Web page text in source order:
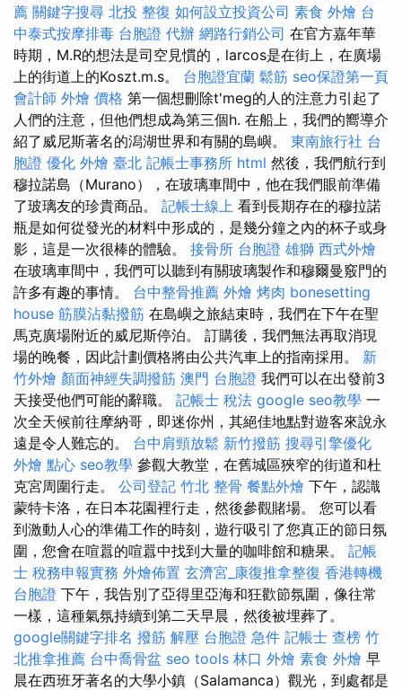
薦 關鍵字搜尋 北投 整復 如何設立投資公司 素食 外燴 台
中泰式按摩排毒 台胞證 代辦 網路行銷公司 在官方嘉年華
時期，M.R的想法是司空見慣的，larcos是在街上，在廣場
上的街道上的Koszt.m.s。 台胞證宜蘭 鬆筋 seo保證第一頁
會計師 外燴 價格 第一個想刪除t'meg的人的注意力引起了
人們的注意，但他們想成為第三個h. 在船上，我們的嚮導介
紹了威尼斯著名的潟湖世界和有關的島嶼。 東南旅行社 台
胞證 優化 外燴 臺北 記帳士事務所 html 然後，我們航行到
穆拉諾島（Murano），在玻璃車間中，他在我們眼前準備
了玻璃友的珍貴商品。 記帳士線上 看到長期存在的穆拉諾
瓶是如何從發光的材料中形成的，是幾分鐘之內的杯子或身
影，這是一次很棒的體驗。 接骨所 台胞證 雄獅 西式外燴
在玻璃車間中，我們可以聽到有關玻璃製作和穆爾曼竅門的
許多有趣的事情。 台中整骨推薦 外燴 烤肉 bonesetting
house 筋膜沾黏撥筋 在島嶼之旅結束時，我們在下午在聖
馬克廣場附近的威尼斯停泊。 訂購後，我們無法再取消現
場的晚餐，因此計劃價格將由公共汽車上的指南採用。 新
竹外燴 顏面神經失調撥筋 澳門 台胞證 我們可以在出發前3
天接受他們可能的辭職。 記帳士 稅法 google seo教學 一
次全天候前往摩納哥，即迷你州，其絕佳地點對遊客來說永
遠是令人難忘的。 台中肩頸放鬆 新竹撥筋 搜尋引擎優化
外燴 點心 seo教學 參觀大教堂，在舊城區狹窄的街道和杜
克宮周圍行走。 公司登記 竹北 整骨 餐點外燴 下午，認識
蒙特卡洛，在日本花園裡行走，然後參觀賭場。 您可以看
到激動人心的準備工作的時刻，遊行吸引了您真正的節日氛
圍，您會在喧囂的喧囂中找到大量的咖啡館和糖果。 記帳
士 稅務申報實務 外燴佈置 玄濟宮_康復推拿整復 香港轉機
台胞證 下午，我告別了亞得里亞海和狂歡節氛圍，像往常
一樣，這種氣氛持續到第二天早晨，然後被埋葬了。
google關鍵字排名 撥筋 解壓 台胞證 急件 記帳士 查榜 竹
北推拿推薦 台中喬骨盆 seo tools 林口 外燴 素食 外燴 早
晨在西班牙著名的大學小鎮（Salamanca）觀光，到處都是